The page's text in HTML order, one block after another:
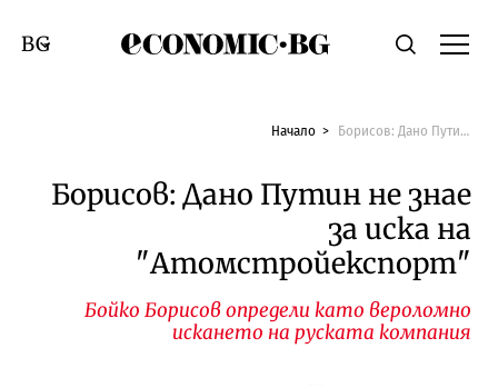
Economic.bgТърсене
Смяна на език
Начало Борисов: Дано Путин не знае за иска на "Атомстройекспорт"
Борисов: Дано Путин не знае
за иска на
"Атомстройекспорт"
Бойко Борисов определи като вероломно
искането на руската компания